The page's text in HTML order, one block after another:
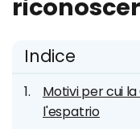
Indice
Motivi per cui
l'espatrio